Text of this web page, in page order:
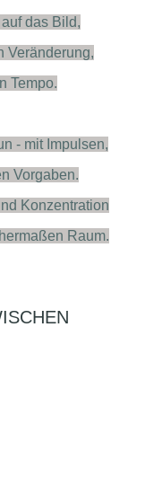
das Bild,
Veränderung,
Tempo.
- mit Impulsen,
Vorgaben.
Konzentration
Raum.